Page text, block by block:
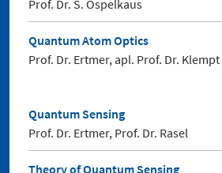
Prof. Dr. S. Ospelkaus
Quantum Atom Optics
Prof. Dr. Ertmer, apl. Prof. Dr. Klempt
Quantum Sensing
Prof. Dr. Ertmer, Prof. Dr. Rasel
Theory of Quantum Sensing